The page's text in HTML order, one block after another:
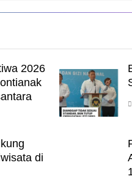
2026
di